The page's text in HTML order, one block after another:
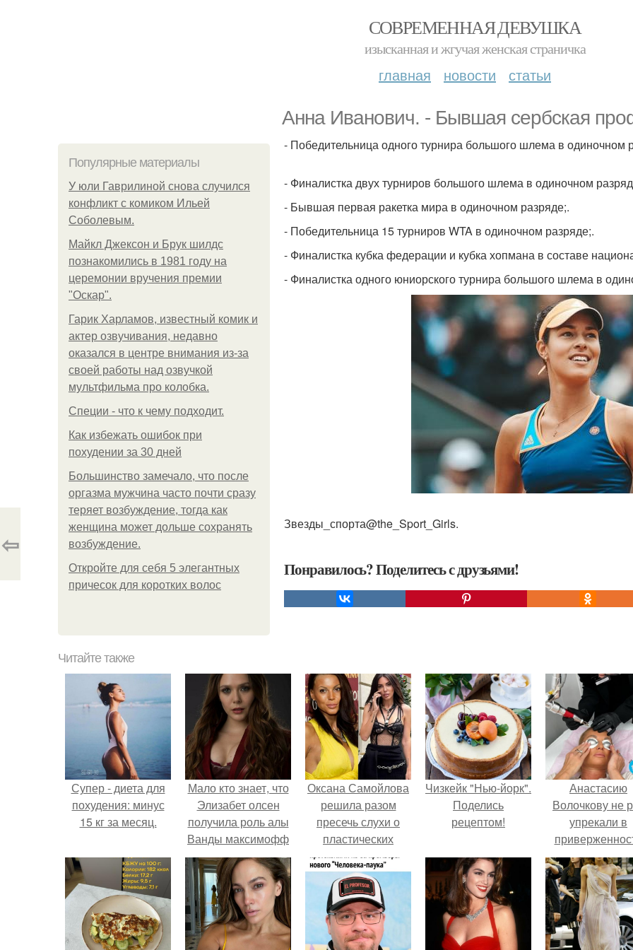
СОВРЕМЕННАЯ ДЕВУШКА
изысканная и жгучая женская страничка
главная новости статьи
Анна Иванович. - Бывшая сербская
Популярные материалы
У юли Гаврилиной снова случился
конфликт с комиком Ильей
Соболевым.
Майкл Джексон и Брук шилдс
познакомились в 1981 году на
церемонии вручения премии
"Оскар".
Гарик Харламов, известный комик и
актер озвучивания, недавно
оказался в центре внимания из-за
своей работы над озвучкой
мультфильма про колобка.
Специи - что к чему подходит.
Как избежать ошибок при
похудении за 30 дней
Большинство замечало, что после
оргазма мужчина часто почти сразу
теряет возбуждение, тогда как
женщина может дольше сохранять
возбуждение.
Откройте для себя 5 элегантных
причесок для коротких волос
- Победительница одного турнира большого шлема в одиночном
- Финалистка двух турниров большого шлема в одиночном
- Бывшая первая ракетка мира в одиночном разряде;.
- Победительница 15 турниров WTA в одиночном разряде;.
- Финалистка кубка федерации и кубка хопмана в составе
- Финалистка одного юниорского турнира большого шлема в
Звезды_спорта@the_Sport_Girls.
Понравилось? Поделитесь с друзьями!
⇦
Читайте также
Супер - диета для
похудения: минус
15 кг за месяц.
Мало кто знает, что
Элизабет олсен
получила роль алы
Ванды максимофф
не сразу.
Оксана Самойлова
решила разом
пресечь слухи о
пластических
операциях и
публично
прояснила
ситуацию.
Чизкейк "Нью-йорк".
Поделись
рецептом!
Анастасию
Волочкову не
упрекали в
устаревшим
процедурам.